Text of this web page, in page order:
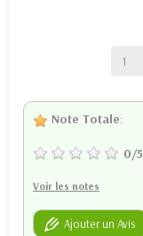
Note Totale:
0/5
Voir les notes
Ajouter un Avis